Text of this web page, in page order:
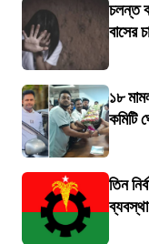
চলন্ত
বাসের
১৮
কমিটি
তিন